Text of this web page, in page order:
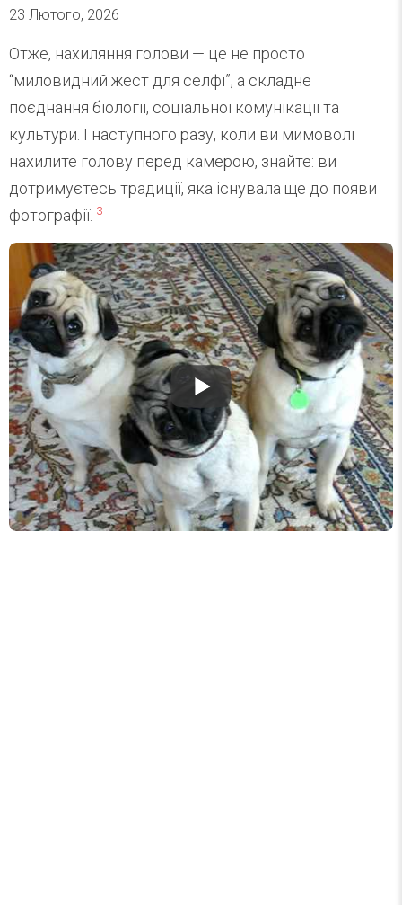
23 Лютого, 2026
Отже, нахиляння голови — це не просто
“миловидний жест для селфі”, а складне
поєднання біології, соціальної комунікації та
культури. І наступного разу, коли ви мимоволі
нахилите голову перед камерою, знайте: ви
дотримуєтесь традиції, яка існувала ще до появи
фотографії. 3